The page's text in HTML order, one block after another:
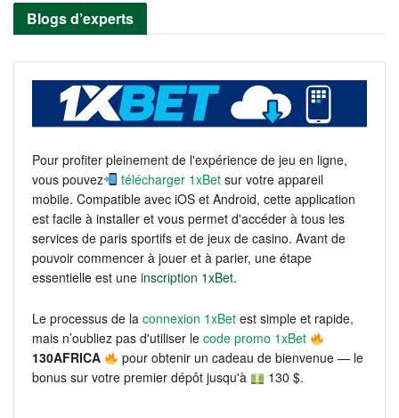
Blogs d’experts
Pour profiter pleinement de l'expérience de jeu en ligne,
vous pouvez
télécharger 1xBet sur votre appareil
mobile. Compatible avec iOS et Android, cette application
est facile à installer et vous permet d'accéder à tous les
services de paris sportifs et de jeux de casino. Avant de
pouvoir commencer à jouer et à parier, une étape
essentielle est une inscription 1xBet.
Le processus de la connexion 1xBet est simple et rapide,
mais n’oubliez pas d'utiliser le code promo 1xBet
130AFRICA
pour obtenir un cadeau de bienvenue — le
bonus sur votre premier dépôt jusqu'à
130 $.